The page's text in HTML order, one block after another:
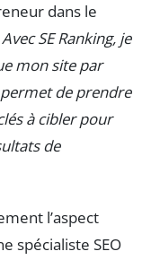
dans le
Avec SE Ranking, je
mon site par
de prendre
à cibler pour
de
l’aspect
spécialiste SEO